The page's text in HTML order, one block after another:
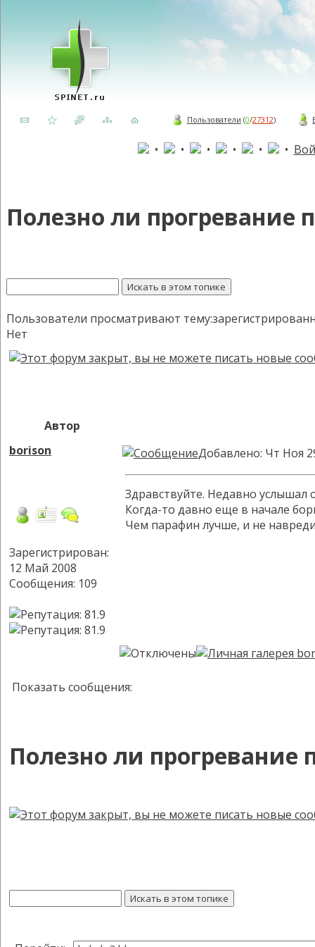
Пользователи (0/27312)
• • • • • •
Полезно ли прогревание
Пользователи просматривают
Нет
Автор
borison
Зарегистрирован:
12 Май 2008
Сообщения: 109
Добавлено: Чт Ноя
Здравствуйте. Недавно
Когда-то давно еще в начале
Чем парафин лучше, и не
Показать сообщения:
Полезно ли